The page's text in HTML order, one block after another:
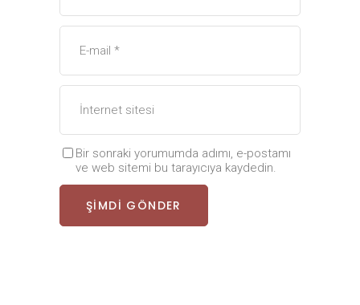
Bir sonraki yorumumda adımı, e-postamı
ve web sitemi bu tarayıcıya kaydedin.
ŞIMDI GÖNDER